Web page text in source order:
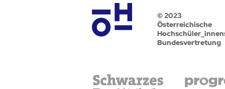
© 2023
Österreichische
Bundesvertretung